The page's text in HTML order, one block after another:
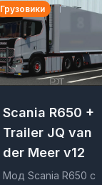
Грузовики
Scania R650 +
Trailer JQ van
der Meer v12
Мод Scania R650 с